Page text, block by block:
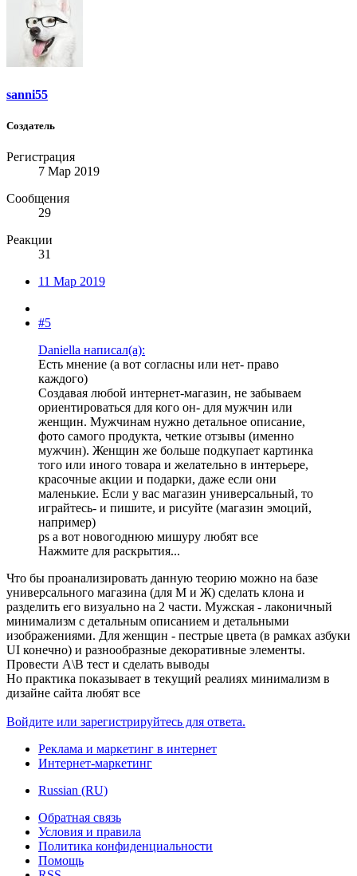
sanni55
Создатель
Регистрация
7 Мар 2019
Сообщения
29
Реакции
31
11 Мар 2019
#5
Daniella написал(а):
Есть мнение (а вот согласны или нет- право
каждого)
Создавая любой интернет-магазин, не забываем
ориентироваться для кого он- для мужчин или
женщин. Мужчинам нужно детальное описание,
фото самого продукта, четкие отзывы (именно
мужчин). Женщин же больше подкупает картинка
того или иного товара и желательно в интерьере,
красочные акции и подарки, даже если они
маленькие. Если у вас магазин универсальный, то
играйтесь- и пишите, и рисуйте (магазин эмоций,
например)
ps а вот новогоднюю мишуру любят все
Нажмите для раскрытия...
Что бы проанализировать данную теорию можно на базе
универсального магазина (для М и Ж) сделать клона и
разделить его визуально на 2 части. Мужская - лаконичный
минимализм с детальным описанием и детальными
изображениями. Для женщин - пестрые цвета (в рамках азбуки
UI конечно) и разнообразные декоративные элементы.
Провести А\В тест и сделать выводы
Но практика показывает в текущий реалиях минимализм в
дизайне сайта любят все
Войдите или зарегистрируйтесь для ответа.
Реклама и маркетинг в интернет
Интернет-маркетинг
Russian (RU)
Обратная связь
Условия и правила
Политика конфиденциальности
Помощь